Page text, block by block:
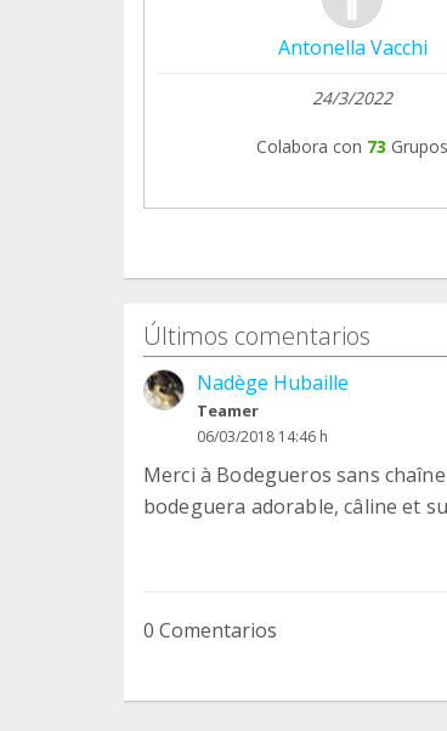
Si vous préférez arrêter dès
bodegueros-sans-
Avec toute ma gratitude,
Patricia
Antonella Vacchi
24/3/2022
Colabora con 73 Grupos
Últimos comentarios
Nadège Hubaille
Teamer
06/03/2018 14:46 h
Merci à Bodegueros sans
bodeguera adorable, câline et
0 Comentarios